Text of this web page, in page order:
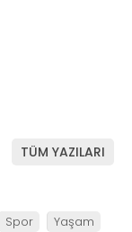
TÜM YAZILARI
Spor Yaşam